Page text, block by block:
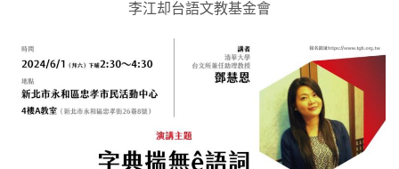
李江却台語文教基金會